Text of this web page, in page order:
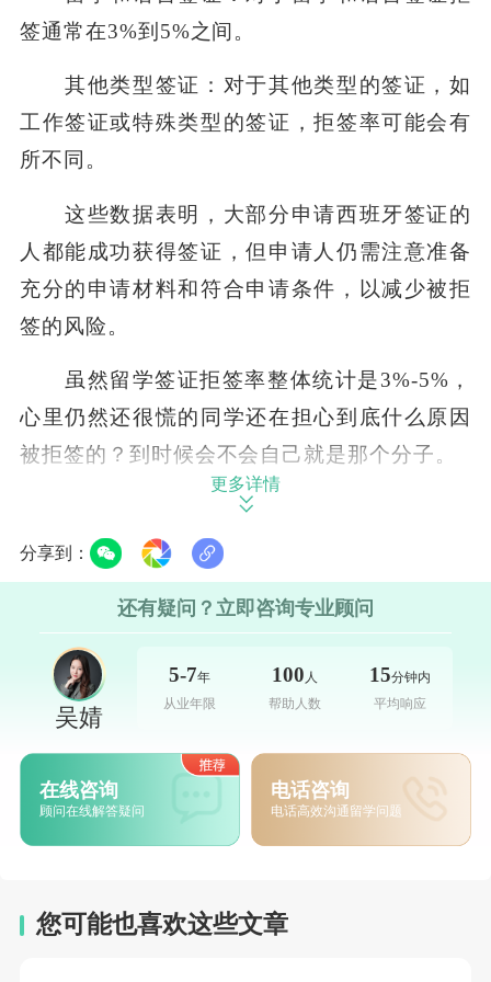
签通常在3%到5%之间。‌
其他类型签证：对于其他类型的签证，如
工作签证或特殊类型的签证，拒签率可能会有
所不同。
这些数据表明，大部分申请西班牙签证的
人都能成功获得签证，但申请人仍需注意准备
充分的申请材料和符合申请条件，以减少被拒
签的风险。
虽然留学签证拒签率整体统计是3%-5%，
心里仍然还很慌的同学还在担心到底什么原因
被拒签的？到时候会不会自己就是那个分子。
那就给这些同学说说
拒签的理由。
第一类 出国动机不可信。
A同学要到西班牙读硕士，签证被拒后来
找我们咨询，被拒理由是出国动机不可信。
主的原因一是缺少材料（没有交工作证明），
二是签证面试时又说错了自己的专业名称。
我们分析完后，A同学也很意外，两个看似很
更多详情
分享到：
还有疑问？立即咨询专业顾问
吴婧
5-7年
从业年限
100 人
帮助人数
15分钟内
平均响应
在线咨询
顾问在线解答疑问
电话咨询
电话高效沟通留学问题
您可能也喜欢这些文章